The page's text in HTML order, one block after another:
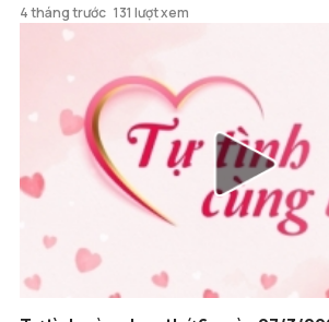
4 tháng trước 131 lượt xem